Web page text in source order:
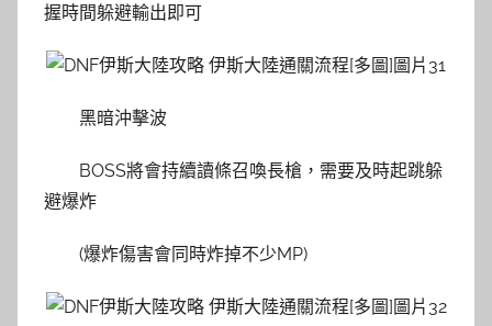
握時間躲避輸出即可
黑暗沖擊波
BOSS將會持續讀條召喚長槍，需要及時起跳躲
避爆炸
(爆炸傷害會同時炸掉不少MP)